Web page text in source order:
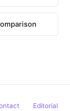
Editorial